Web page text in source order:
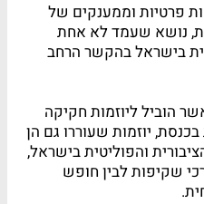
פרטיות וממענקים של
נושא שעמד לא אחת
בישראל בהקשר הרחב
הוביל ליוזמות חקיקה
יוזמות שעוררו גם הן
והפוליטית בישראל,
שקיפות לבין חופש